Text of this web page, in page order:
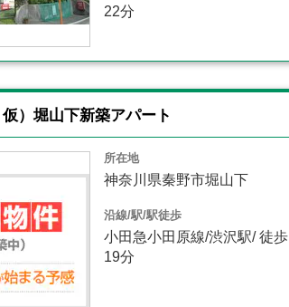
22分
仮）堀山下新築アパート
所在地
神奈川県秦野市堀山下
沿線/駅/駅徒歩
小田急小田原線/渋沢駅/ 徒歩
19分